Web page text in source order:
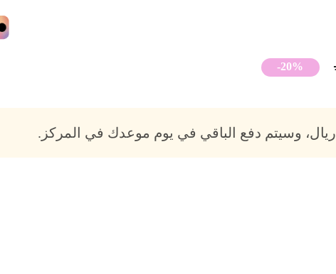
-20%
ريال، وسيتم دفع الباقي في يوم موعدك في المركز.